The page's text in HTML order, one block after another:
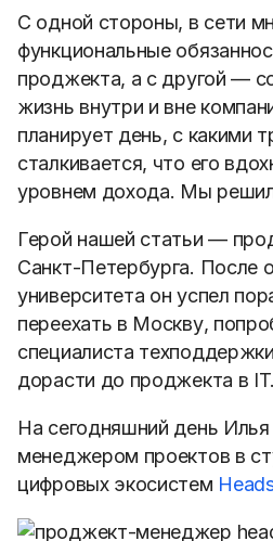
С одной стороны, в сети
функциональные
проджекта, а с другой —
жизнь внутри и вне
планирует день, с какими
сталкивается, что его
уровнем дохода. Мы
Герой нашей статьи —
Санкт-Петербурга. После
университета он успел
переехать в Москву,
специалиста
дорасти до проджекта в IT.
На сегодняшний день Илья
менеджером проектов в
цифровых экосистем